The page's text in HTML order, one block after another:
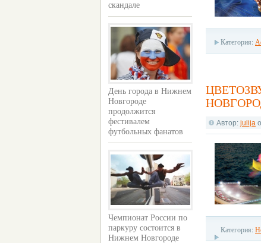
скандале
День города в Нижнем
Новгороде
продолжится
фестивалем
футбольных фанатов
Чемпионат России по
паркуру состоится в
Нижнем Новгороде
Категория:
Автор: julija
Категория: